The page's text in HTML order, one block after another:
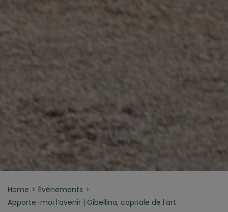
Foto di Just Maria
Home
Événements
Apporte-moi l’avenir | Gibellina, capitale de l’art